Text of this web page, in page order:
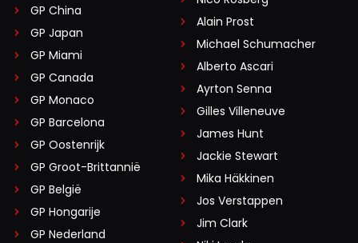
GP China
GP Japan
GP Miami
GP Canada
GP Monaco
GP Barcelona
GP Oostenrijk
GP Groot-Brittannië
GP België
GP Hongarije
GP Nederland
Alain Prost
Michael Schumacher
Alberto Ascari
Ayrton Senna
Gilles Villeneuve
James Hunt
Jackie Stewart
Mika Häkkinen
Jos Verstappen
Jim Clark